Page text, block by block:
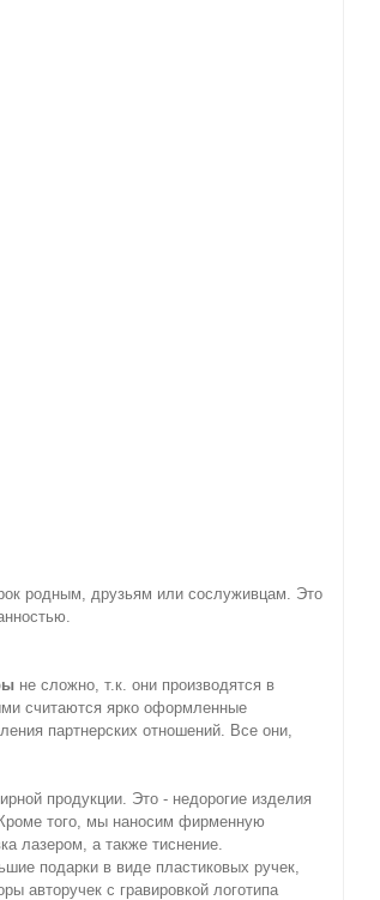
родным, друзьям или сослуживцам. Это
не сложно, т.к. они производятся в
считаются ярко оформленные
партнерских отношений. Все они,
продукции. Это - недорогие изделия
того, мы наносим фирменную
лазером, а также тиснение.
подарки в виде пластиковых ручек,
авторучек с гравировкой логотипа